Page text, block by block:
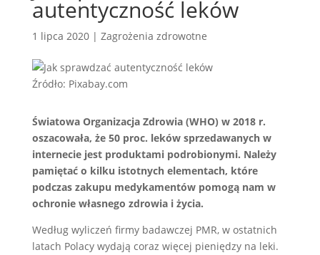
autentyczność leków
1 lipca 2020| Zagrożenia zdrowotne
Źródło: Pixabay.com
Światowa Organizacja Zdrowia (WHO) w 2018 r.
oszacowała, że 50 proc. leków sprzedawanych w
internecie jest produktami podrobionymi. Należy
pamiętać o kilku istotnych elementach, które
podczas zakupu medykamentów pomogą nam w
ochronie własnego zdrowia i życia.
Według wyliczeń firmy badawczej PMR, w ostatnich
latach Polacy wydają coraz więcej pieniędzy na leki.